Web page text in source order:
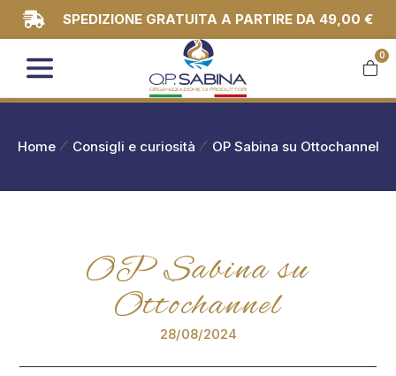
SPEDIZIONE GRATUITA A PARTIRE DA 49,00 €
0
You are here:
Home Consigli e curiosità OP Sabina su Ottochannel
OP Sabina su
Ottochannel
28/08/2024